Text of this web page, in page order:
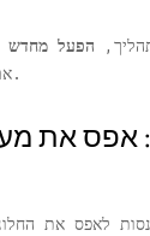
הפעל מחדש
אם הבעיה נפתרה או לא.
שיטה 8: אפס
לאפס את